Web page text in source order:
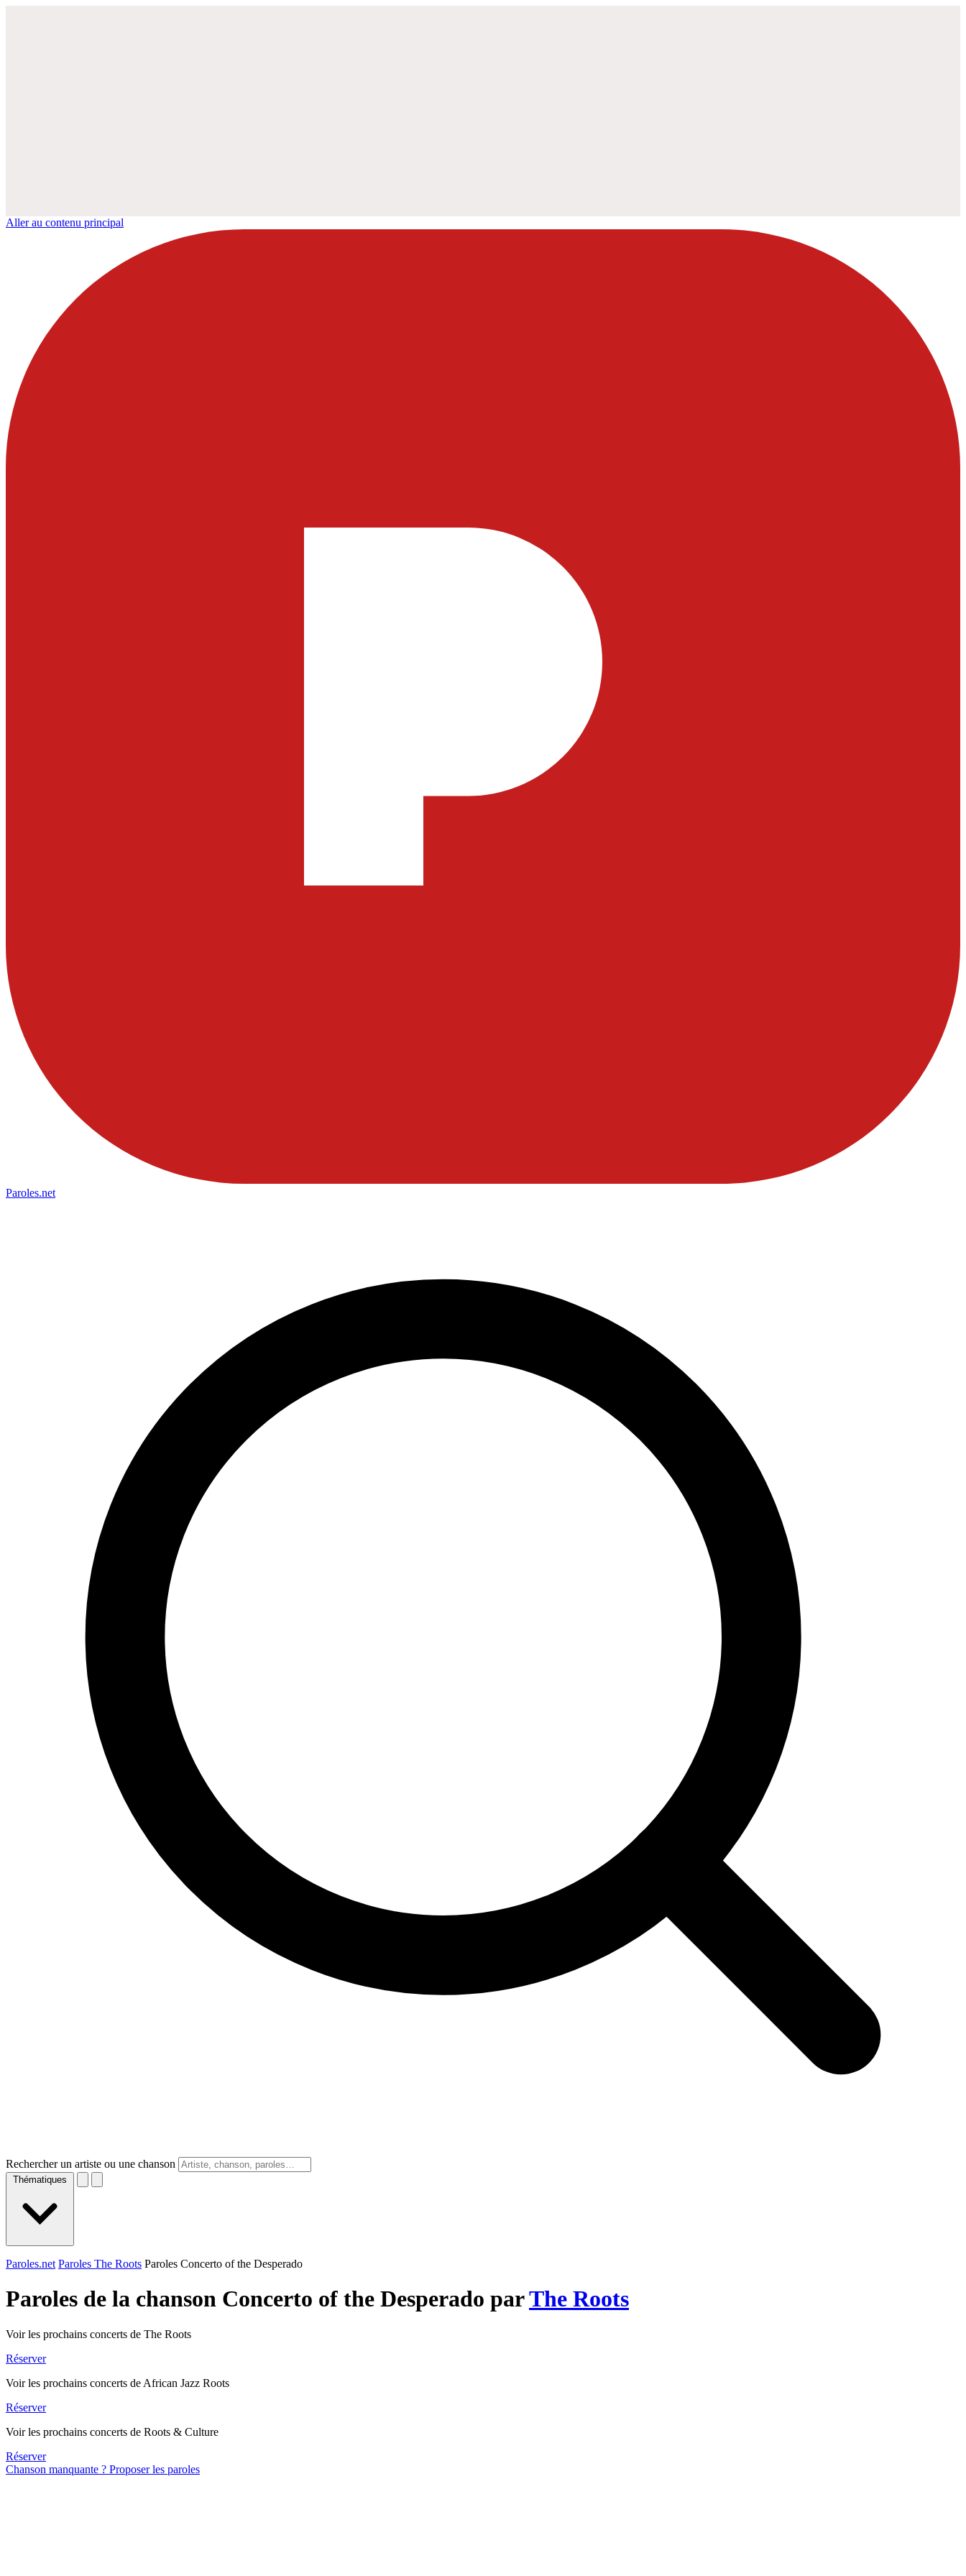
Aller au contenu principal
Paroles.net
Rechercher un artiste ou une chanson
Thématiques
Paroles.net Paroles The Roots Paroles Concerto of the Desperado
Paroles de la chanson Concerto of the Desperado parThe Roots
Voir les prochains concerts de The Roots
Réserver
Voir les prochains concerts de African Jazz Roots
Réserver
Voir les prochains concerts de Roots & Culture
Réserver
Chanson manquante ? Proposer les paroles